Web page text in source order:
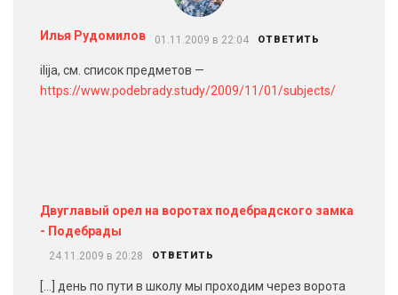
Илья Рудомилов 01.11.2009 в 22:04 ОТВЕТИТЬ
ilija, см. список предметов —
https://www.podebrady.study/2009/11/01/subjects/
Двуглавый орел на воротах подебрадского замка
- Подебрады
24.11.2009 в 20:28 ОТВЕТИТЬ
[…] день по пути в школу мы проходим через ворота